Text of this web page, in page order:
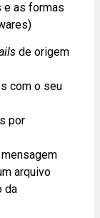
e as formas
de origem
com o seu
por
arquivo
da